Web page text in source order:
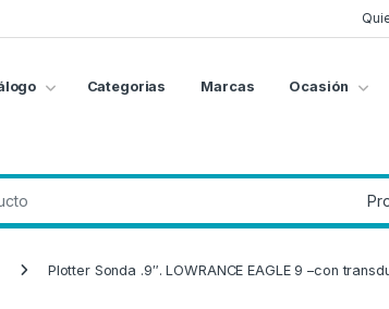
Categorias Marcas Ocasión
Plotter Sonda .9″. LOWRANCE EAGLE 9 –con